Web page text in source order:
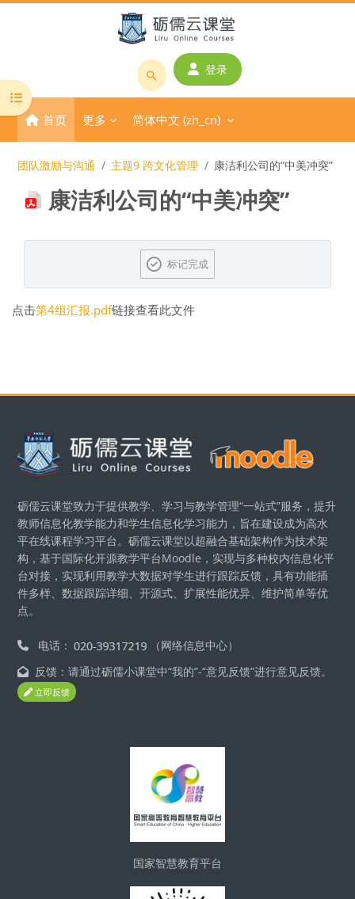
搜
课
程
或
师
称
登录
首页 更多 简体中文 ‎(zh_cn)‎
打开课程索引
团队激励与沟通 主题9 跨文化管理 康洁利公司的“中美冲突”
康洁利公司的“中美冲突”
标记完成
点击第4组汇报.pdf链接查看此文件
版块
砺儒云课堂致力于提供教学、学习与教学管理“一站式”服务，提升
教师信息化教学能力和学生信息化学习能力，旨在建设成为高水
平在线课程学习平台。砺儒云课堂以超融合基础架构作为技术架
构，基于国际化开源教学平台Moodle，实现与多种校内信息化平
台对接，实现利用教学大数据对学生进行跟踪反馈，具有功能插
件多样、数据跟踪详细、开源式、扩展性能优异、维护简单等优
点。
电话：
（网络信息中心）
反馈：请通过砺儒小课堂中“我的”-“意见反馈”进行意见反馈。
立即反馈
国家智慧教育平台